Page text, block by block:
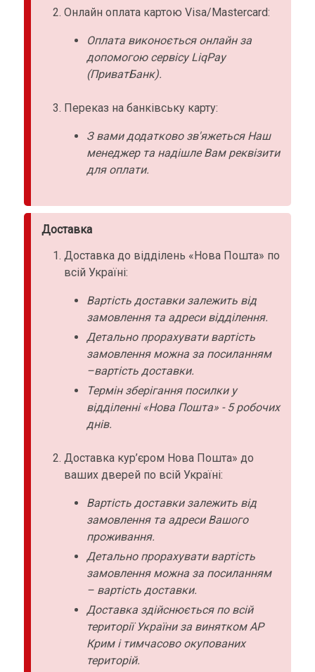
Онлайн оплата картою Visa/Mastercard:
Оплата виконоється онлайн за
допомогою сервісу LiqPay
(ПриватБанк).
Переказ на банківську карту:
З вами додатково зв'яжеться Наш
менеджер та надішле Вам реквізити
для оплати.
Доставка
Доставка до відділень «Нова Пошта» по
всій Україні:
Вартість доставки залежить від
замовлення та адреси відділення.
Детально прорахувати вартість
замовлення можна за посиланням
–вартість доставки.
Термін зберігання посилки у
відділенні «Нова Пошта» - 5 робочих
днів.
Доставка кур’єром Нова Пошта» до
ваших дверей по всій Україні:
Вартість доставки залежить від
замовлення та адреси Вашого
проживання.
Детально прорахувати вартість
замовлення можна за посиланням
– вартість доставки.
Доставка здійснюється по всій
території України за винятком АР
Крим і тимчасово окупованих
територій.